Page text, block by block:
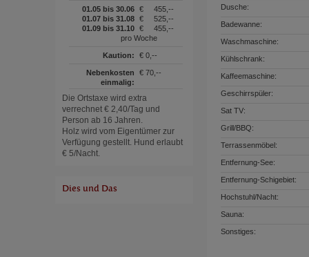
01.05 bis 30.06 €
455,--
01.07 bis 31.08 €
525,--
01.09 bis 31.10 €
455,--
pro Woche
Kaution: € 0,--
Nebenkosten
einmalig:
€ 70,--
Die Ortstaxe wird extra
verrechnet € 2,40/Tag und
Person ab 16 Jahren.
Holz wird vom Eigentümer zur
Verfügung gestellt. Hund erlaubt
€ 5/Nacht.
Dies und Das
Dusche:
Badewanne:
Waschmaschine:
Kühlschrank:
Kaffeemaschine:
Geschirrspüler:
Sat TV:
Grill/BBQ:
Terrassenmöbel:
Entfernung-See:
Entfernung-Schigebiet:
Hochstuhl/Nacht:
Sauna:
Sonstiges: